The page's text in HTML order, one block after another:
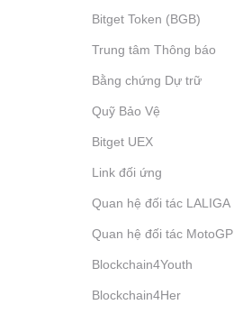
Bitget Token (BGB)
Trung tâm Thông báo
Bằng chứng Dự trữ
Quỹ Bảo Vệ
Bitget UEX
Link đối ứng
Quan hệ đối tác LALIGA
Quan hệ đối tác MotoGP
Blockchain4Youth
Blockchain4Her